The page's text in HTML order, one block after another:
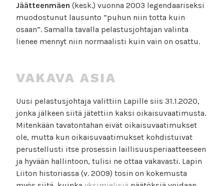
Jäätteenmäen (kesk.) vuonna 2003 legendaariseksi
muodostunut lausunto ”puhun niin totta kuin
osaan”. Samalla tavalla pelastusjohtajan valinta
lienee mennyt niin normaalisti kuin vain on osattu.
VAKAVA ASIA
Uusi pelastusjohtaja valittiin Lapille siis 31.1.2020,
jonka jälkeen siitä jätettiin kaksi oikaisuvaatimusta.
Mitenkään tavatontahan eivät oikaisuvaatimukset
ole, mutta kun oikaisuvaatimukset kohdistuivat
perustellusti itse prosessin laillisuusperiaatteeseen
ja hyvään hallintoon, tulisi ne ottaa vakavasti. Lapin
Liiton historiassa (v. 2009) tosin on kokemusta